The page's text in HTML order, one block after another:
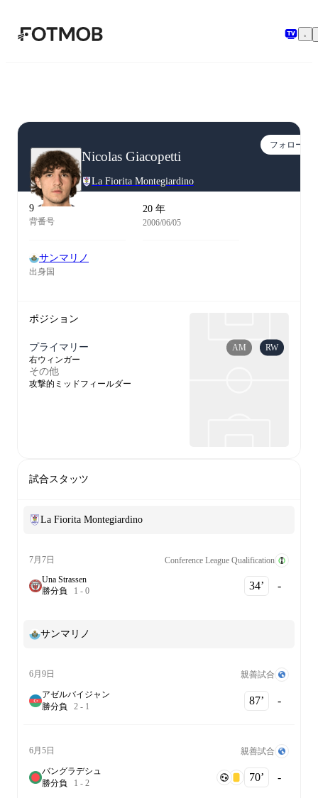
メインコンテンツへスキップ
Nicolas Giacopetti
La Fiorita Montegiardino
フォロー
9
背番号
20 年
2006/06/05
サンマリノ
出身国
ポジション
プライマリー
右ウィンガー
その他
攻撃的ミッドフィールダー
AM RW
試合スタッツ
La Fiorita Montegiardino
7月7日
Conference League Qualification
Una Strassen
勝分負 1 - 0 34‎’‎ -
サンマリノ
6月9日 親善試合
アゼルバイジャン
勝分負 2 - 1 87‎’‎ -
6月5日 親善試合
バングラデシュ
勝分負 1 - 2 70‎’‎ -